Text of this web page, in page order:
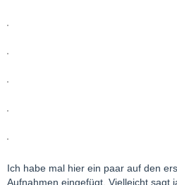
Ich habe mal hier ein paar auf den
Aufnahmen eingefügt. Vielleicht sagt